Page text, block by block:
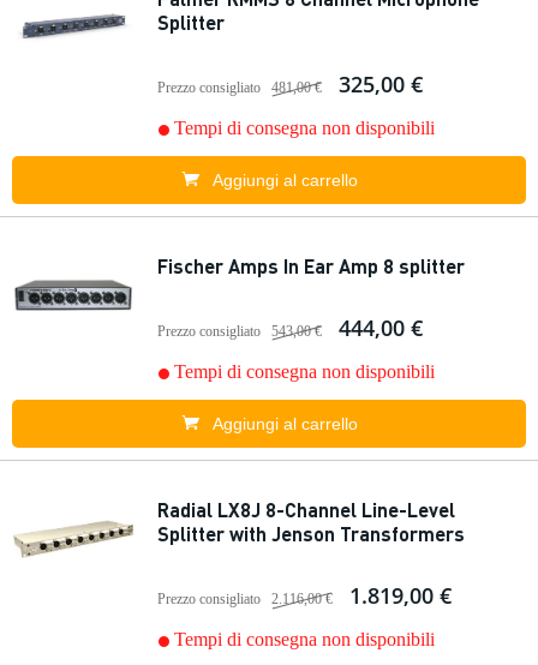
Splitter
Prezzo consigliato 481,00 € 325,00 €
Tempi di consegna non disponibili
Aggiungi al carrello
Fischer Amps In Ear Amp 8 splitter
Prezzo consigliato 543,00 € 444,00 €
Tempi di consegna non disponibili
Aggiungi al carrello
Radial LX8J 8-Channel Line-Level
Splitter with Jenson Transformers
Prezzo consigliato 2.116,00 € 1.819,00 €
Tempi di consegna non disponibili